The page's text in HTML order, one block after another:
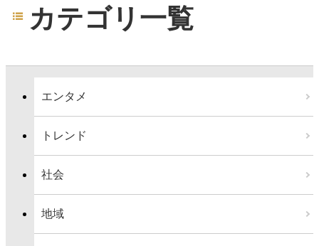
カテゴリ一覧
エンタメ
トレンド
社会
地域